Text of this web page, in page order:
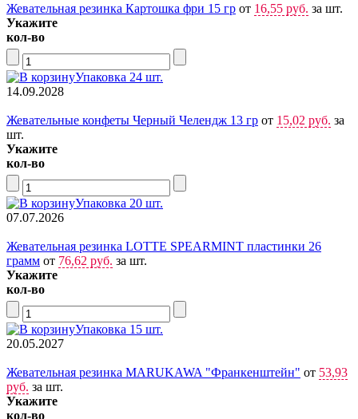
Жевательная резинка Картошка фри 15 гр от 16,55 руб. за шт.
Укажите
кол-во
Упаковка 24 шт.
14.09.2028
Жевательные конфеты Черный Челендж 13 гр от 15,02 руб. за
шт.
Укажите
кол-во
Упаковка 20 шт.
07.07.2026
Жевательная резинка LOTTE SPEARMINT пластинки 26
грамм от 76,62 руб. за шт.
Укажите
кол-во
Упаковка 15 шт.
20.05.2027
Жевательная резинка MARUKAWA "Франкенштейн" от 53,93
руб. за шт.
Укажите
кол-во